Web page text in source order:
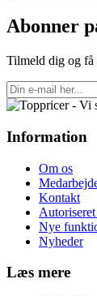
Abonner
Tilmeld dig og få
Information
Om os
Kontakt
Nye
Nyheder
Læs mere